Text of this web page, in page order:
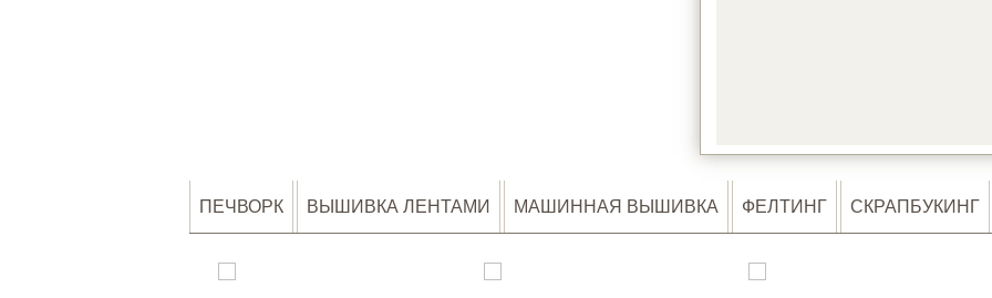
ПЕЧВОРК ВЫШИВКА ЛЕНТАМИ МАШИННАЯ ВЫШИВКА ФЕЛТИНГ СКРАПБУКИНГ